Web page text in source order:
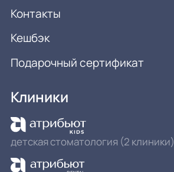
Контакты
Кешбэк
Подарочный сертификат
Клиники
детская стоматология (2 клиники)